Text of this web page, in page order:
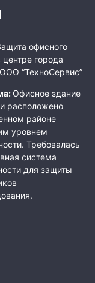
офисного
центре города
ООО “ТехноСервис”
Офисное здание
расположено
районе
уровнем
Требовалась
система
для защиты